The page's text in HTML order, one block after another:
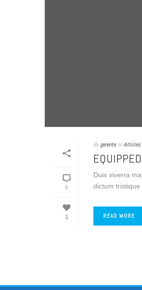
0
1
Bygerente InArticles,
Duis viverra
dictum
READ MORE